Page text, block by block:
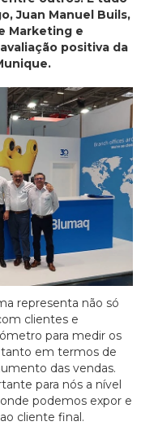
Juan Manuel Buils,
Marketing e
positiva da
representa não só
clientes e
para medir os
em termos de
das vendas.
para nós a nível
podemos expor e
cliente final.